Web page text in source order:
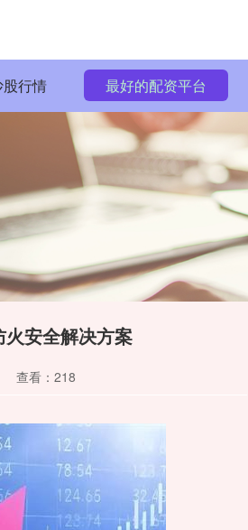
行情 最好的配资平台
安全解决方案
查看：218